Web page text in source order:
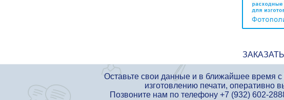
Оставьте свои данные и в ближайшее время
изготовлению печати, оперативно
Позвоните нам по телефону +7 (932) 602-